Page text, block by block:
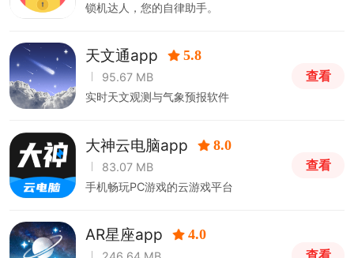
锁机达人，您的自律助手。
天文通app 5.8
95.67 MB
实时天文观测与气象预报软件
查看
大神云电脑app 8.0
83.07 MB
手机畅玩PC游戏的云游戏平台
查看
AR星座app 4.0
查看